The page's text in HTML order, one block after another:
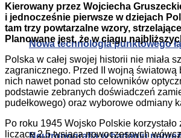
Nowa technologia punktowego
Neutronografia w badaniu
Kierowany przez Wojciecha
i jednocześnie pierwsze w dziejach
tam trzy powtarzalne wzory,
Planowane jest, że w ciągu
Polska w całej swojej historii nie miała
zagranicznego. Przed II wojną światową
nich nawet ponad sto celowników
podstawie zebranych doświadczeń
pudełkowego) oraz wyborowe odmiany
Po roku 1945 Wojsko Polskie
liczące 2,5 tysiąca nowoczesnych